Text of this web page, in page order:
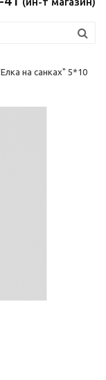
на санках" 5*10